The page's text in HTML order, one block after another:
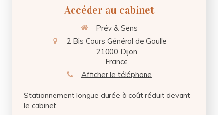
Accéder au cabinet
Prév & Sens
2 Bis Cours Général de Gaulle
21000 Dijon
France
Afficher le téléphone
Stationnement longue durée à coût réduit devant
le cabinet.